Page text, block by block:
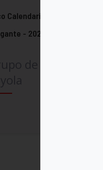
Calendario del Corazón de
- 2026